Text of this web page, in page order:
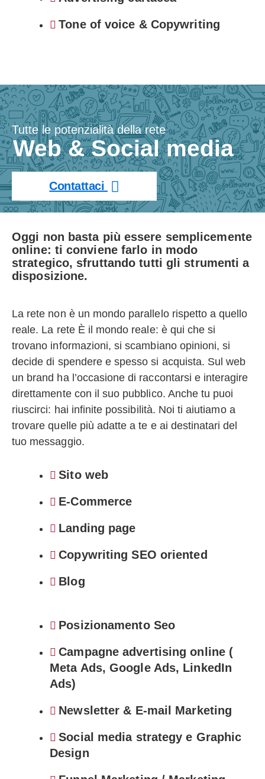
Tone of voice & Copywriting
Tutte le potenzialità della rete
Web & Social media
Contattaci
Oggi non basta più essere semplicemente
online: ti conviene farlo in modo
strategico, sfruttando tutti gli strumenti a
disposizione.
La rete non è un mondo parallelo rispetto a quello
reale. La rete È il mondo reale: è qui che si
trovano informazioni, si scambiano opinioni, si
decide di spendere e spesso si acquista. Sul web
un brand ha l’occasione di raccontarsi e interagire
direttamente con il suo pubblico. Anche tu puoi
riuscirci: hai infinite possibilità. Noi ti aiutiamo a
trovare quelle più adatte a te e ai destinatari del
tuo messaggio.
Sito web
E-Commerce
Landing page
Copywriting SEO oriented
Blog
Posizionamento Seo
Campagne advertising online (
Meta Ads, Google Ads, LinkedIn
Ads)
Newsletter & E-mail Marketing
Social media strategy e Graphic
Design